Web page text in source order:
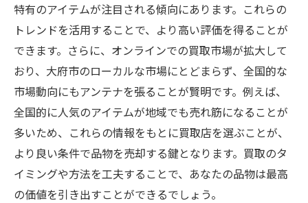
特有のアイテムが注目される傾向にあります。これらの
トレンドを活用することで、より高い評価を得ることが
できます。さらに、オンラインでの買取市場が拡大して
おり、大府市のローカルな市場にとどまらず、全国的な
市場動向にもアンテナを張ることが賢明です。例えば、
全国的に人気のアイテムが地域でも売れ筋になることが
多いため、これらの情報をもとに買取店を選ぶことが、
より良い条件で品物を売却する鍵となります。買取のタ
イミングや方法を工夫することで、あなたの品物は最高
の価値を引き出すことができるでしょう。